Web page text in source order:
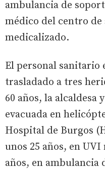
ambulancia de
médico del centro
medicalizado.
El personal sanitario
trasladado a tres
60 años, la alcaldesa
evacuada en
Hospital de Burgos
unos 25 años, en
años, en ambulancia